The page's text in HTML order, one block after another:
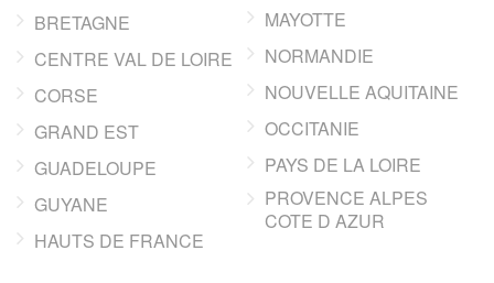
BRETAGNE
CENTRE VAL DE LOIRE
CORSE
GRAND EST
GUADELOUPE
GUYANE
HAUTS DE FRANCE
MAYOTTE
NORMANDIE
NOUVELLE AQUITAINE
OCCITANIE
PAYS DE LA LOIRE
PROVENCE ALPES
COTE D AZUR